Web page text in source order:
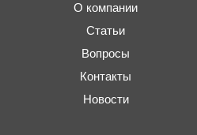
О компании
Статьи
Вопросы
Контакты
Новости